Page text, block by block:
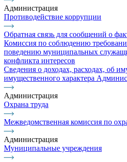
Администрация
Противодействие коррупции
Обратная связь для сообщений о
Комиссия по соблюдению
поведению муниципальных
конфликта интересов
Сведения о доходах, расходах, об
имущественного характера
Администрация
Охрана труда
Межведомственная комиссия по
Администрация
Муниципальные учреждения